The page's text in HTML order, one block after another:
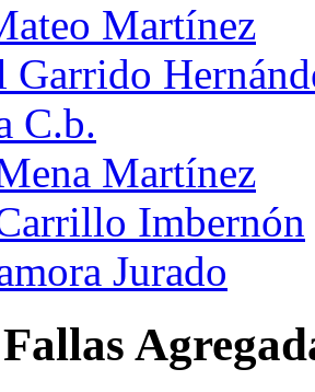
Martínez
Garrido
C.b.
Martínez
Imbernón
Jurado